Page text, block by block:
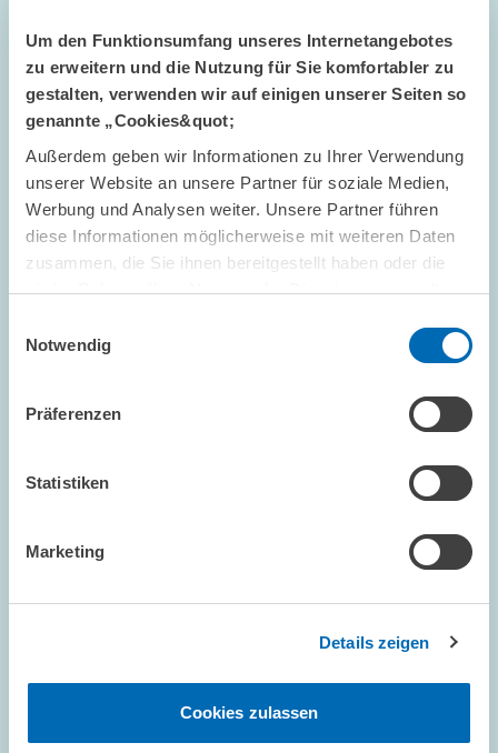
Um den Funktionsumfang unseres Internetangebotes
zu erweitern und die Nutzung für Sie komfortabler zu
gestalten, verwenden wir auf einigen unserer Seiten so
genannte „Cookies&quot;
Außerdem geben wir Informationen zu Ihrer Verwendung
unserer Website an unsere Partner für soziale Medien,
Werbung und Analysen weiter. Unsere Partner führen
diese Informationen möglicherweise mit weiteren Daten
zusammen, die Sie ihnen bereitgestellt haben oder die
sie im Rahmen Ihrer Nutzung der Dienste gesammelt
Notwendig
Präferenzen
Statistiken
Marketing
Details zeigen
Cookies zulassen
FORSCHUNG // 15.10.2025
Durch Energiekrise industrielle Basis ein
Stück weit verloren // ZEW-Studie setzt auf
Angebotspolitik und regionale Preissetzung
UNTERNEHMENSBESTEUERUNG UND ÖFFENTLICH